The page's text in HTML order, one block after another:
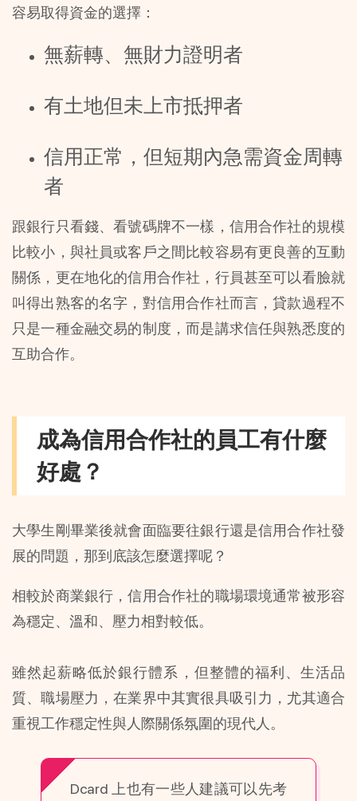
容易取得資金的選擇：
無薪轉、無財力證明者
有土地但未上市抵押者
信用正常，但短期內急需資金周轉
者
跟銀行只看錢、看號碼牌不一樣，信用合作社的規模
比較小，與社員或客戶之間比較容易有更良善的互動
關係，更在地化的信用合作社，行員甚至可以看臉就
叫得出熟客的名字，對信用合作社而言，貸款過程不
只是一種金融交易的制度，而是講求信任與熟悉度的
互助合作。
成為信用合作社的員工有什麼
好處？
大學生剛畢業後就會面臨要往銀行還是信用合作社發
展的問題，那到底該怎麼選擇呢？
相較於商業銀行，信用合作社的職場環境通常被形容
為穩定、溫和、壓力相對較低。
雖然起薪略低於銀行體系，但整體的福利、生活品
質、職場壓力，在業界中其實很具吸引力，尤其適合
重視工作穩定性與人際關係氛圍的現代人。
Dcard 上也有一些人建議可以先考